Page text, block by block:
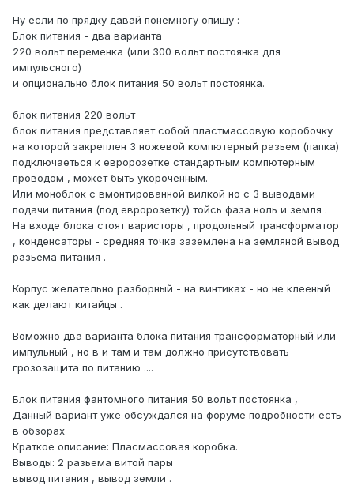
Ну если по прядку давай понемногу опишу :
Блок питания - два варианта
220 вольт переменка (или 300 вольт постоянка для
импульсного)
и опционально блок питания 50 вольт постоянка.
блок питания 220 вольт
блок питания представляет собой пластмассовую коробочку
на которой закреплен 3 ножевой компютерный разьем (папка)
подключаеться к евророзетке стандартным компютерным
проводом , может быть укороченным.
Или моноблок с вмонтированной вилкой но с 3 выводами
подачи питания (под евророзетку) тойсь фаза ноль и земля .
На входе блока стоят варисторы , продольный трансформатор
, конденсаторы - средняя точка заземлена на земляной вывод
разьема питания .
Корпус желательно разборный - на винтиках - но не клееный
как делают китайцы .
Воможно два варианта блока питания трансформаторный или
импульный , но в и там и там должно присутствовать
грозозащита по питанию ....
Блок питания фантомного питания 50 вольт постоянка ,
Данный вариант уже обсуждался на форуме подробности есть
в обзорах
Краткое описание: Пласмассовая коробка.
Выводы: 2 разьема витой пары
вывод питания , вывод земли .